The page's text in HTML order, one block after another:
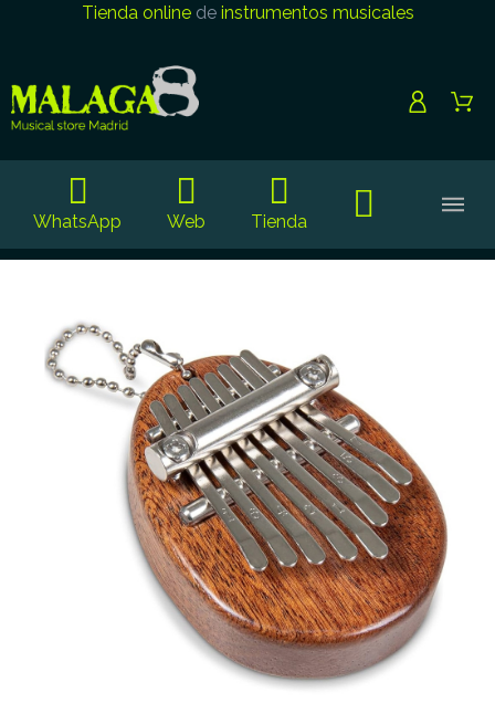
Tienda onlinede instrumentos musicales
WhatsApp Web Tienda